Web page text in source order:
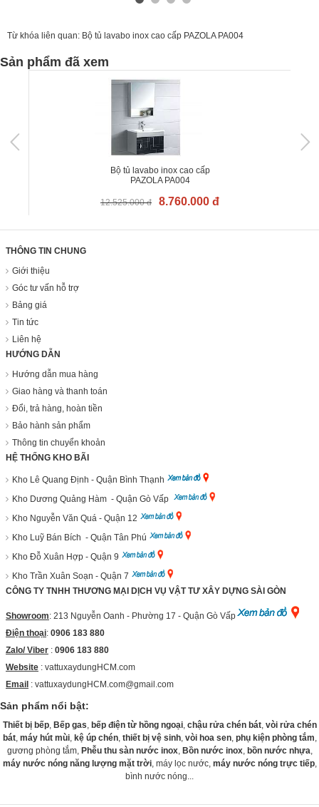
Từ khóa liên quan: Bộ tủ lavabo inox cao cấp PAZOLA PA004
Sản phẩm đã xem
Bộ tủ lavabo inox cao cấp
PAZOLA PA004
12.525.000 đ 8.760.000 đ
THÔNG TIN CHUNG
Giới thiệu
Góc tư vấn hỗ trợ
Bảng giá
Tin tức
Liên hệ
HƯỚNG DẪN
Hướng dẫn mua hàng
Giao hàng và thanh toán
Đổi, trả hàng, hoàn tiền
Bảo hành sản phẩm
Thông tin chuyển khoản
HỆ THỐNG KHO BÃI
Kho Lê Quang Định - Quận Bình Thạnh
Kho Dương Quảng Hàm - Quận Gò Vấp
Kho Nguyễn Văn Quá - Quận 12
Kho Luỹ Bán Bích - Quận Tân Phú
Kho Đỗ Xuân Hợp - Quận 9
Kho Trần Xuân Soạn - Quận 7
CÔNG TY TNHH THƯƠNG MẠI DỊCH VỤ VẬT TƯ XÂY DỰNG SÀI GÒN
Showroom: 213 Nguyễn Oanh - Phường 17 - Quận Gò Vấp
Điện thoại: 0906 183 880
Zalo/ Viber : 0906 183 880
Website : vattuxaydungHCM.com
Email : vattuxaydungHCM.com@gmail.com
Sản phẩm nổi bật:
Thiết bị bếp, Bếp gas bếp điện từ hồng ngoại, chậu rửa chén bát, vòi rửa chén
bát, máy hút mùi, kệ úp chén, thiết bị vệ sinh, vòi hoa sen, phụ kiện phòng tắm
gương phòng tắm, Phễu thu sàn nước inox, Bồn nước inox, bồn nước nhựa
máy nước nóng năng lượng mặt trời, máy lọc nước, máy nước nóng trực tiếp,
bình nước nóng...